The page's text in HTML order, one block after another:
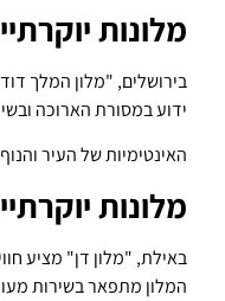
מלונות
בירושלים, "מלון המלך
ידוע במסורת הארוכה
האינטימיות של העיר
מלונות
באילת, "מלון דן" מציע
המלון מתפאר בשירות